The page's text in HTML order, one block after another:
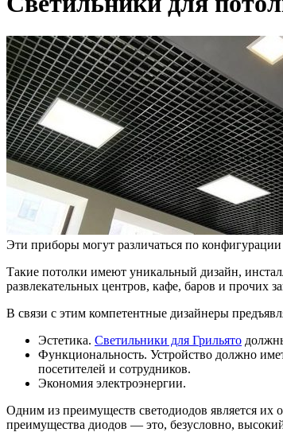
Эти приборы могут различаться по
Такие потолки имеют уникальный дизайн,
развлекательных центров, кафе, баров и прочих
В связи с этим компетентные дизайнеры
Эстетика. Светильники для Грильято
Функциональность. Устройство должно
посетителей и сотрудников.
Экономия электроэнергии.
Одним из преимуществ светодиодов является их
преимущества диодов — это, безусловно,